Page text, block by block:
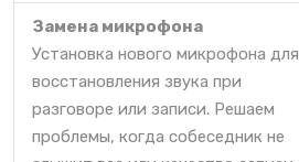
Замена микрофона
Установка нового микрофона для
восстановления звука при
разговоре или записи. Решаем
проблемы, когда собеседник не